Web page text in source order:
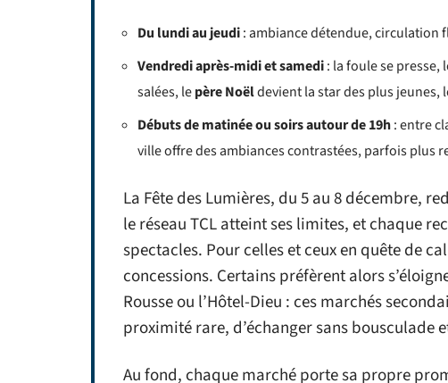
Du lundi au jeudi: ambiance détendue, circulation
Vendredi après-midi et samedi: la foule se presse,
salées, lepère Noëldevient la star des plus
Débuts de matinée ou soirs autour de 19h: entre
ville offre des ambiances contrastées, parfois plus
La Fête des Lumières, du 5 au 8 décembre,
le réseau TCL atteint ses limites, et chaque
spectacles. Pour celles et ceux en quête de
concessions. Certains préfèrent alors
Rousse ou l’Hôtel-Dieu : ces marchés
proximité rare, d’échanger sans bousculade
Au fond, chaque marché porte sa propre